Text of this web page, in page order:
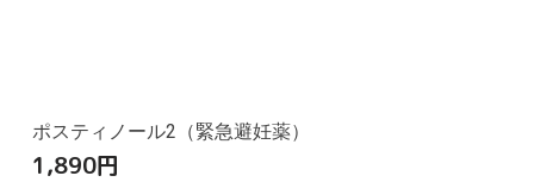
ポスティノール2（緊急避妊薬）
1,890円